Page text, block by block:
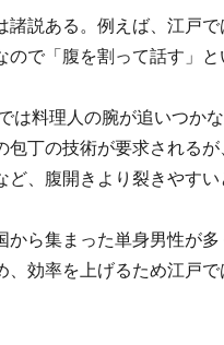
諸説ある。例えば、江戸
ので「腹を割って話す」
は料理人の腕が追いつか
包丁の技術が要求される
、腹開きより裂きやすい
から集まった単身男性が
効率を上げるため江戸